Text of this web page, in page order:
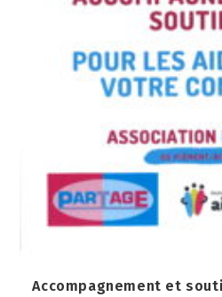
Accompagnement et